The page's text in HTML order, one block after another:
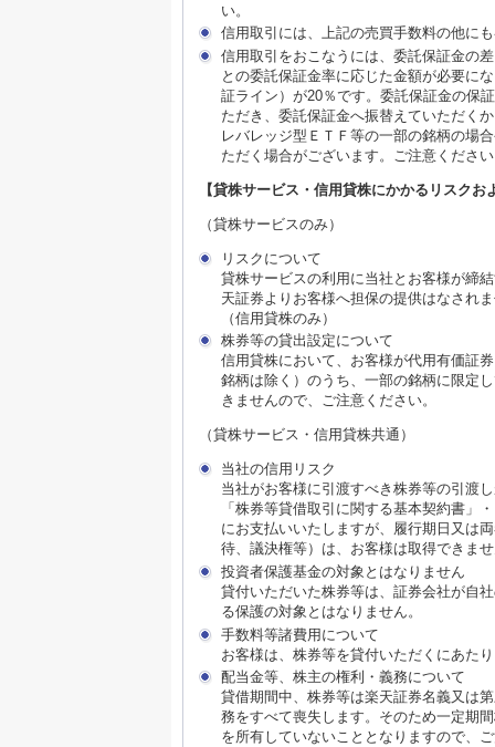
い。
信用取引には、上記の売買手数料の他に
信用取引をおこなうには、委託保証金の
との委託保証金率に応じた金額が必要に
証ライン）が20％です。委託保証金の保
ただき、委託保証金へ振替えていただく
レバレッジ型ＥＴＦ等の一部の銘柄の場
ただく場合がございます。ご注意くださ
【貸株サービス・信用貸株にかかるリスクお
（貸株サービスのみ）
リスクについて
貸株サービスの利用に当社とお客様が締
天証券よりお客様へ担保の提供はなされ
（信用貸株のみ）
株券等の貸出設定について
信用貸株において、お客様が代用有価証
銘柄は除く）のうち、一部の銘柄に限定
きませんので、ご注意ください。
（貸株サービス・信用貸株共通）
当社の信用リスク
当社がお客様に引渡すべき株券等の引渡
「株券等貸借取引に関する基本契約書」
にお支払いいたしますが、履行期日又は
待、議決権等）は、お客様は取得できま
投資者保護基金の対象とはなりません
貸付いただいた株券等は、証券会社が自
る保護の対象とはなりません。
手数料等諸費用について
お客様は、株券等を貸付いただくにあた
配当金等、株主の権利・義務について
貸借期間中、株券等は楽天証券名義又は
務をすべて喪失します。そのため一定期
を所有していないこととなりますので、